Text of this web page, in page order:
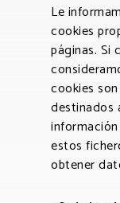
Le
cookies
páginas. Si
cookies
destinados
estos
obtener